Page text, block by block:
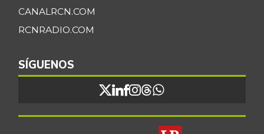
CANALRCN.COM
RCNRADIO.COM
SÍGUENOS